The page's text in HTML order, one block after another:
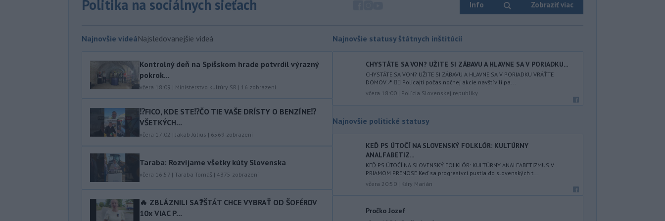
šesťmesačnej výpovednej lehoty.
vyvolali v hornatých oblastiach
Rakúska povodne a
varuje v piatokpred búrkami vo
východného Slovenska. Vydal preto
výstrahu prvého stupňa.
Ministerstvo vnútra (MV) SR
požiada Národný bezpečnostnýúrad
dodaných radarových zariadení, ktoré
sú v pilotnej prevádzke.
Politika na sociálnych sieťach Info Zobraziť viac
Najnovšie videáNajsledovanejšie videá
Kontrolný deň na Spišskom hrade potvrdil výrazný
pokrok...
včera 18:09 | Ministerstvo kultúry SR | 16 zobrazení
⁉️FICO, KDE STE⁉️ČO TIE VAŠE DRÍSTY O BENZÍNE⁉️
VŠETKÝCH...
včera 17:02 |Jakab Július | 6569 zobrazení
Taraba: Rozvíjame všetky kúty Slovenska
včera 16:57 | Taraba Tomáš | 4375 zobrazení
🔥 ZBLÁZNILI SA❓️ŠTÁT CHCE VYBRAŤ OD ŠOFÉROV
10x VIAC P...
Najnovšie statusy štátnych inštitúcií
CHYSTÁTE SA VON? UŽITE SI ZÁBAVU A HLAVNE SA V PORIADKU...
CHYSTÁTE SA VON? UŽITE SI ZÁBAVU A HLAVNE SA V PORIADKU VRÁŤTE
DOMOV📍 👮‍♂️ Policajti počas nočnej akcie navštívili pa...
včera 18:00 | Polícia Slovenskej republiky
Najnovšie politické statusy
KEĎ PS ÚTOČÍ NA SLOVENSKÝ FOLKLÓR: KULTÚRNY
ANALFABETIZ...
KEĎ PS ÚTOČÍ NA SLOVENSKÝ FOLKLÓR: KULTÚRNY ANALFABETIZMUS V
PRIAMOM PRENOSE Keď sa progresívci pustia do slovenských t...
včera 20:50 | Kéry Marián
Pročko Jozef